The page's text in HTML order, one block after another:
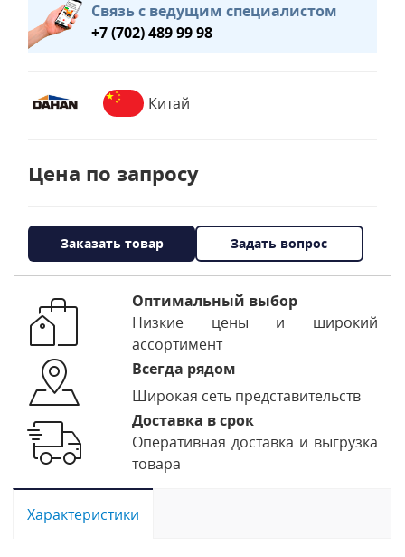
Связь с ведущим специалистом
+7 (702) 489 99 98
Китай
Цена по запросу
Заказать товар Задать вопрос
Оптимальный выбор
Низкие цены и широкий
ассортимент
Всегда рядом
Широкая сеть представительств
Доставка в срок
Оперативная доставка и выгрузка
товара
Характеристики